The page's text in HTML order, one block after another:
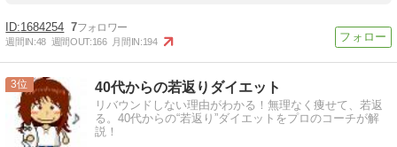
1684254 7
週間IN:48 週間OUT:166 月間IN:194
3 40代からの若返りダイエット
リバウンドしない理由がわかる！無理なく痩せて、若返
る。40代からの“若返り”ダイエットをプロのコーチが解
説！